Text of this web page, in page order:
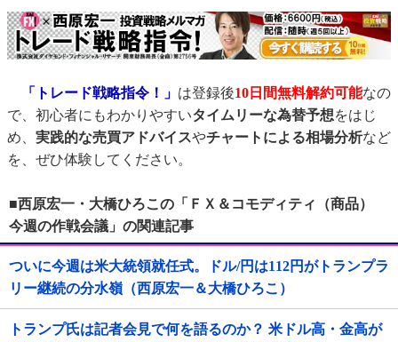
「トレード戦略指令！」 は登録後10日間無料解約可能なの
で、初心者にもわかりやすいタイムリーな為替予想をはじ
め、 実践的な売買アドバイスやチャートによる相場分析など
を、ぜひ体験してください。
■西原宏一・大橋ひろこの「ＦＸ＆コモディティ（商品）
今週の作戦会議」の関連記事
ついに今週は米大統領就任式。ドル/円は112円がトランプラ
リー継続の分水嶺（西原宏一＆大橋ひろこ）
トランプ氏は記者会見で何を語るのか？ 米ドル高・金高が